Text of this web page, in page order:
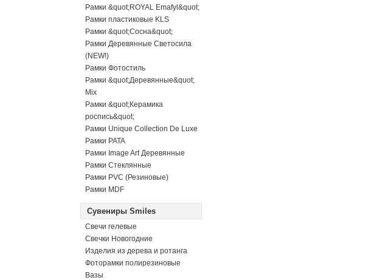
Рамки &quot;ROYAL Emafyl&quot;
Рамки пластиковые KLS
Рамки &quot;Сосна&quot;
Рамки Деревянные Светосила
(NEW!)
Рамки Фотостиль
Рамки &quot;Деревянные&quot;
Mix
Рамки &quot;Керамика
роспись&quot;
Рамки Unique Collection De Luxe
Рамки PATA
Рамки Image Art Деревянные
Рамки Стеклянные
Рамки PVC (Резиновые)
Рамки MDF
Сувениры Smiles
Свечи гелевые
Свечки Новогодние
Изделия из дерева и ротанга
Фоторамки полирезиновые
Вазы